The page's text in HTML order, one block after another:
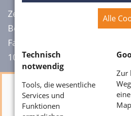
Zentrum für Neurologie
Berlin Charlottenburg
Fasanenstr. 5
10623 Berlin
Hier ist eine Karte von
Alle
Technisch
notwendig
Tools, die wesentliche
Services und
Funktionen
Zur